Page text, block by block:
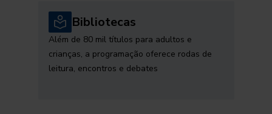
Bibliotecas
Além de 80 mil títulos para adultos e
crianças, a programação oferece rodas de
leitura, encontros e debates